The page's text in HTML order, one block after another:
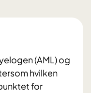
(AML) og
hvilken
for